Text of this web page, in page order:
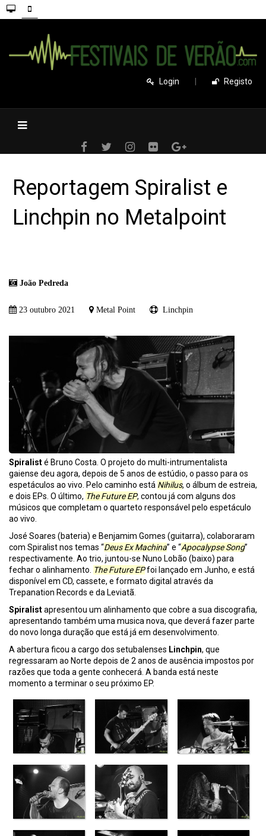
Login Registo
Reportagem Spiralist e
Linchpin no Metalpoint
João Pedreda
23 outubro 2021 Metal Point Linchpin
Spiralisté Bruno Costa. O projeto do multi-intrumentalista
gaiense deu agora, depois de 5 anos de estúdio, o passo para os
espetáculos ao vivo. Pelo caminho está Nihilus, o álbum de estreia,
e dois EPs. O último, The Future EP, contou já com alguns dos
músicos que completam o quarteto responsável pelo espetáculo
ao vivo.
José Soares (bateria) e Benjamim Gomes (guitarra), colaboraram
com Spiralist nos temas “Deus Ex Machina” e “Apocalypse Song”
respectivamente. Ao trio, juntou-se Nuno Lobão (baixo) para
fechar o alinhamento. The Future EPfoi lançado em Junho, e está
disponível em CD, cassete, e formato digital através da
Trepanation Records e da Leviatã.
Spiralistapresentou um alinhamento que cobre a sua discografia,
apresentando também uma musica nova, que deverá fazer parte
do novo longa duração que está já em desenvolvimento.
A abertura ficou a cargo dos setubalenses Linchpin, que
regressaram ao Norte depois de 2 anos de ausência impostos por
razões que toda a gente conhecerá. A banda está neste
momento a terminar o seu próximo EP.